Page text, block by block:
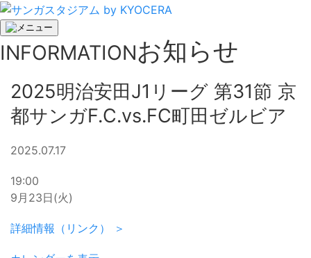
INFORMATIONお知らせ
2025明治安田J1リーグ 第31節 京
都サンガF.C.vs.FC町田ゼルビア
2025.07.17
2025
明
安
19:00
9月23日(火)
詳細情報（リンク） ＞